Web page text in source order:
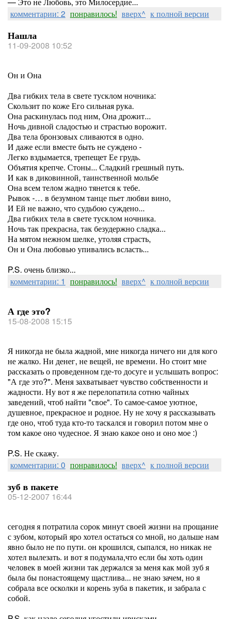
комментарии: 2 понравилось! вверх^ к полной версии
Нашла
11-09-2008 10:52
Он и Она
Два гибких тела в свете тусклом ночника:
Скользит по коже Его сильная рука.
Она раскинулась под ним, Она дрожит...
Ночь дивной сладостью и страстью ворожит.
Два тела бронзовых сливаются в одно.
И даже если вместе быть не суждено -
Легко вздымается, трепещет Ее грудь.
Объятия крепче. Стоны... Сладкий грешный путь.
И как в диковинной, таинственной мольбе
Она всем телом жадно тянется к тебе.
Рывок -… в безумном танце пьет любви вино,
И Ей не важно, что судьбою суждено...
Два гибких тела в свете тусклом ночника.
Ночь так прекрасна, так безудержно сладка...
На мятом нежном шелке, утоляя страсть,
Он и Она любовью упивались всласть...
P.S. очень близко...
комментарии: 1 понравилось! вверх^ к полной версии
А где это?
15-08-2008 15:15
Я никогда не была жадной, мне никогда ничего ни для кого
не жалко. Ни денег, не вещей, не времени. Но стоит мне
рассказать о проведенном где-то досуге и услышать вопрос:
"А где это?". Меня захватывает чувство собственности и
жадности. Ну вот я же перелопатила сотню чайных
заведений, чтоб найти "свое". То самое-самое уютное,
душевное, прекрасное и родное. Ну не хочу я рассказывать
где оно, чтоб туда кто-то таскался и говорил потом мне о
том какое оно чудесное. Я знаю какое оно и оно мое :)
P.S. Не скажу.
комментарии: 0 понравилось! вверх^ к полной версии
зуб в пакете
05-12-2007 16:44
сегодня я потратила сорок минут своей жизни на прощание
с зубом, который яро хотел остаться со мной, но дальше нам
явно было не по пути. он крошился, сыпался, но никак не
хотел вылезать. и вот я подумала,что если бы хоть один
человек в моей жизни так держался за меня как мой зуб я
была бы понастоящему щастлива... не знаю зачем, но я
собрала все осколки и корень зуба в пакетик, и забрала с
собой.